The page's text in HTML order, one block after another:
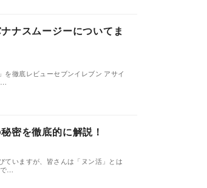
ナスムージーについてま
徹底レビューセブンイレブン アサイ
密を徹底的に解説！
ていますが、皆さんは「ヌン活」とは
…